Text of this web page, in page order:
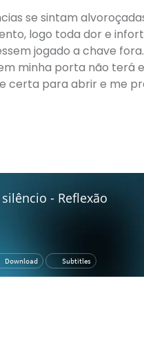
se sintam
logo toda dor e
jogado a chave
minha porta não terá
certa para abrir e me